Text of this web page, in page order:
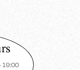
19:00